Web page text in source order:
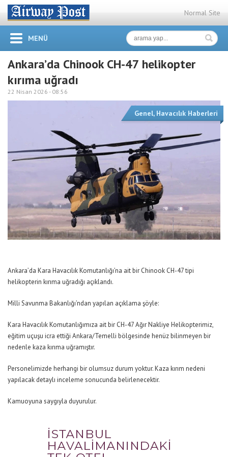
Normal Site
MENÜ
Ankara’da Chinook CH-47 helikopter
kırıma uğradı
22 Nisan 2026 - 08:56
Genel, Havacılık Haberleri
Ankara’da Kara Havacılık Komutanlığı’na ait bir Chinook CH-47 tipi
helikopterin kırıma uğradığı açıklandı.
Milli Savunma Bakanlığı’ndan yapılan açıklama şöyle:
Kara Havacılık Komutanlığımıza ait bir CH-47 Ağır Nakliye Helikopterimiz,
eğitim uçuşu icra ettiği Ankara/Temelli bölgesinde henüz bilinmeyen bir
nedenle kaza kırıma uğramıştır.
Personelimizde herhangi bir olumsuz durum yoktur. Kaza kırım nedeni
yapılacak detaylı inceleme sonucunda belirlenecektir.
Kamuoyuna saygıyla duyurulur.